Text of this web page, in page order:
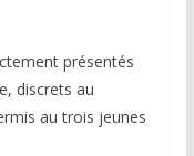
présentés
discrets au
au trois jeunes